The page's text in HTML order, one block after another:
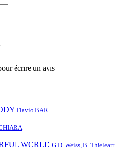
écrire un avis
Flavio BAR
WORLD G.D. Weiss, B. Thielearr.